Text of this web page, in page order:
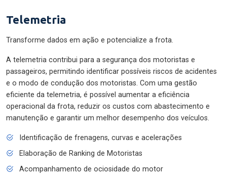
Telemetria
Transforme dados em ação e potencialize a frota.
A telemetria contribui para a segurança dos motoristas e
passageiros, permitindo identificar possíveis riscos de acidentes
e o modo de condução dos motoristas. Com uma gestão
eficiente da telemetria, é possível aumentar a eficiência
operacional da frota, reduzir os custos com abastecimento e
manutenção e garantir um melhor desempenho dos veículos.
Identificação de frenagens, curvas e acelerações
Elaboração de Ranking de Motoristas
Acompanhamento de ociosidade do motor